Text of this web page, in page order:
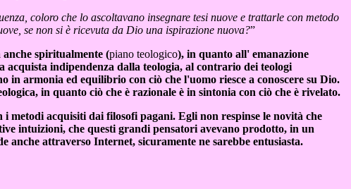
coloro che lo ascoltavano insegnare tesi nuove e trattarle con metodo
se non si è ricevuta da Dio una ispirazione nuova?”
anche spiritualmente (piano teologico), in quanto all' emanazione
indipendenza dalla teologia, al contrario dei teologi
in armonia ed equilibrio con ciò che l'uomo riesce a conoscere su Dio.
in quanto ciò che è razionale è in sintonia con ciò che è rivelato.
acquisiti dai filosofi pagani. Egli non respinse le novità che
intuizioni, che questi grandi pensatori avevano prodotto, in un
anche attraverso Internet, sicuramente ne sarebbe entusiasta.